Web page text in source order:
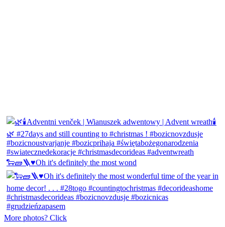
🐑🧱🪜♥️Oh it's definitely the most wond
More photos? Click